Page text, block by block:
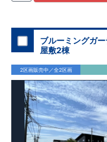
ブルーミングガ
屋敷2棟
2区画販売中／全2区画